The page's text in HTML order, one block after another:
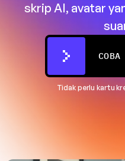
skrip AI, avatar
Tidak perlu kartu